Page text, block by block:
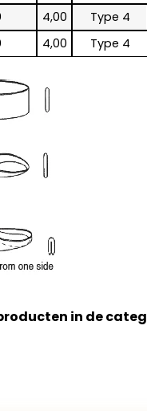
4,00 Type 4
4,00 Type 4
in de